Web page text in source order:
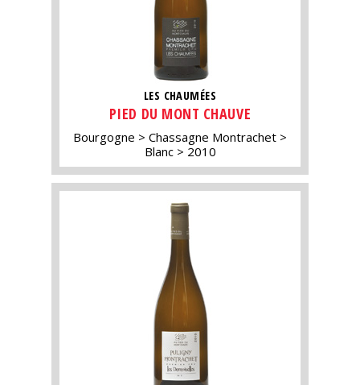
LES CHAUMÉES
PIED DU MONT CHAUVE
Bourgogne
Chassagne Montrachet
Blanc
2010